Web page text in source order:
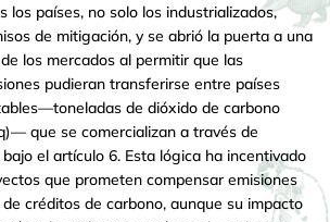
los países, no solo los industrializados,
de mitigación, y se abrió la puerta a una
los mercados al permitir que las
pudieran transferirse entre países
de dióxido de carbono
que se comercializan a través de
el artículo 6. Esta lógica ha incentivado
que prometen compensar emisiones
créditos de carbono, aunque su impacto